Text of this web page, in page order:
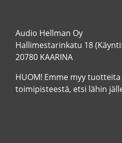
Audio Hellman Oy
Hallimestarinkatu 18
20780 KAARINA
HUOM! Emme myy
toimipisteestä, etsi lähin